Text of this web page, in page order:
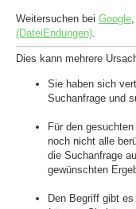
Weitersuchen bei Google,
(DateiEndungen).
Dies kann mehrere
Sie haben sich
Suchanfrage und
Für den
noch nicht alle
die Suchanfrage
gewünschten
Den Begriff gibt